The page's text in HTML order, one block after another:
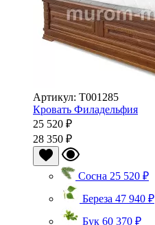
Артикул: Т001285
Кровать Филадельфия
25 520 ₽
28 350 ₽
Сосна 25 520 ₽
Береза 47 940 ₽
Бук 60 370 ₽